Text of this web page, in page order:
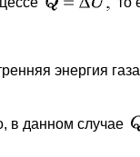
энергия газа
в данном случае